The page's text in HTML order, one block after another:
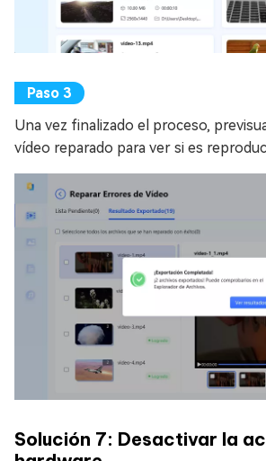
Una vez finalizado el proceso,
vídeo reparado para ver si es
Solución 7: Desactivar la